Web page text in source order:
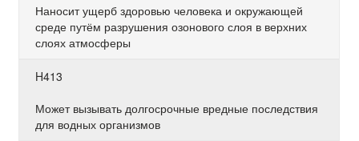
Наносит ущерб здоровью человека и окружающей
среде путём разрушения озонового слоя в верхних
слоях атмосферы
H413
Может вызывать долгосрочные вредные последствия
для водных организмов